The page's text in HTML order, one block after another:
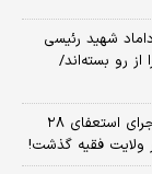
شهید رئیسی
رو بسته‌اند/
واکنش نماینده تهران به اطلاعیه دفتر رهبری در رد ماجرای استعفای ۲۸
ولایت فقیه گذشت!